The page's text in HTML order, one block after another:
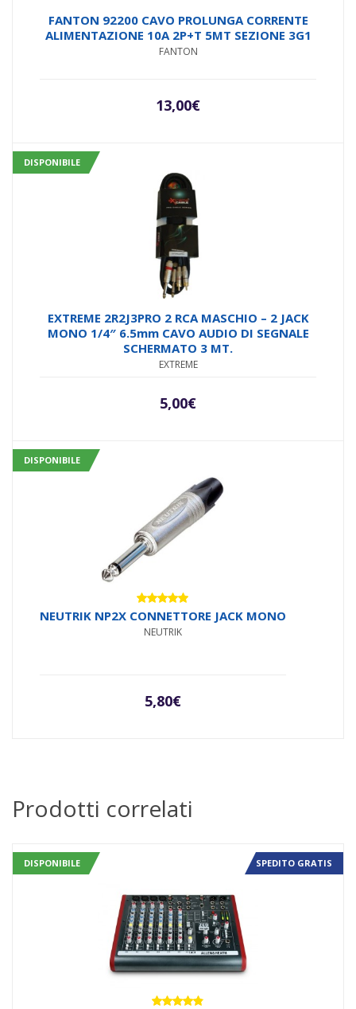
FANTON 92200 CAVO PROLUNGA CORRENTE
ALIMENTAZIONE 10A 2P+T 5MT SEZIONE 3G1
FANTON
13,00€
DISPONIBILE
EXTREME 2R2J3PRO 2 RCA MASCHIO – 2 JACK
MONO 1/4″ 6.5mm CAVO AUDIO DI SEGNALE
SCHERMATO 3 MT.
EXTREME
5,00€
DISPONIBILE
Valutato
5.00su 5
NEUTRIK NP2X CONNETTORE JACK MONO
NEUTRIK
5,80€
Prodotti correlati
DISPONIBILE SPEDITO GRATIS